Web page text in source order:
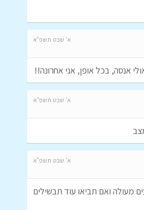
א' שבט תשפ"א
אנסה, בכל אופן, אני אחרונה!!
א' שבט תשפ"א
א' שבט תשפ"א
מעולה ואם תביאו עוד תבשילים